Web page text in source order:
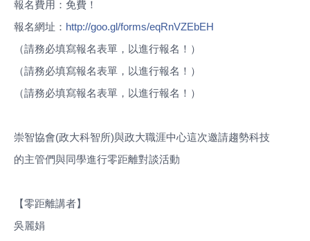
報名費用：免費！
報名網址： http://goo.gl/forms/eqRnVZEbEH
（請務必填寫報名表單，以進行報名！）
（請務必填寫報名表單，以進行報名！）
（請務必填寫報名表單，以進行報名！）
崇智協會(政大科智所)與政大職涯中心這次邀請趨勢科技
的主管們與同學進行零距離對談活動
【零距離講者】
吳麗娟